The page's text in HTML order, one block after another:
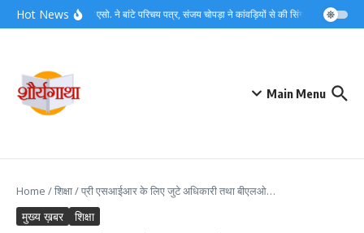
Skip to content
Hot Newsलघु व्यापार एसो. ने बांटे परिचय पत्र, संजय चोपड़ा ने कांवड़ियों से की सिंगल यूज
Main Menu
Home /शिक्षा/प्री एसआईआर के लिए जुटे अधिकारी तथा बीएलओ…
मुख्य ख़बर शिक्षा